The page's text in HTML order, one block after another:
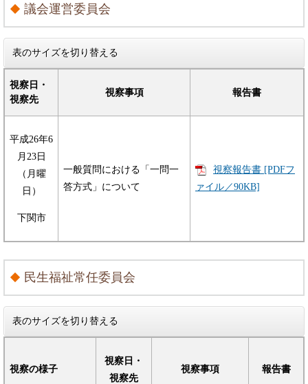
議会運営委員会
表のサイズを切り替える
視察日・
視察先
視察事項 報告書
平成26年6
月23日
（月曜
日）
下関市
一般質問における「一問一
答方式」について
視察報告書 [PDFフ
ァイル／90KB]
民生福祉常任委員会
表のサイズを切り替える
視察の様子
視察日・
視察先
視察事項 報告書